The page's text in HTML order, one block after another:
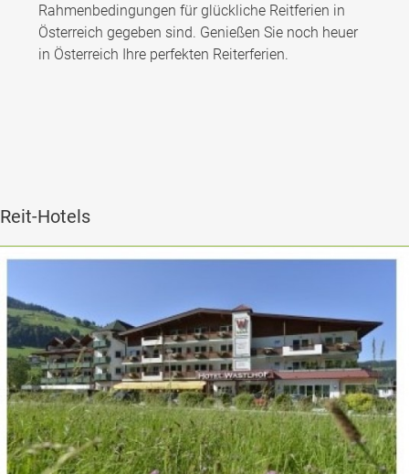
Rahmenbedingungen für glückliche Reitferien in
Österreich gegeben sind. Genießen Sie noch heuer
in Österreich Ihre perfekten Reiterferien.
Reit-Hotels